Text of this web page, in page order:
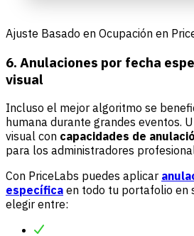
Ajuste Basado en Ocupación en
6. Anulaciones por fecha
visual
Incluso el mejor algoritmo se
humana durante grandes eventos.
visual con capacidades de
para los administradores
Con PriceLabs puedes aplicar
específica en todo tu portafolio en
elegir entre: